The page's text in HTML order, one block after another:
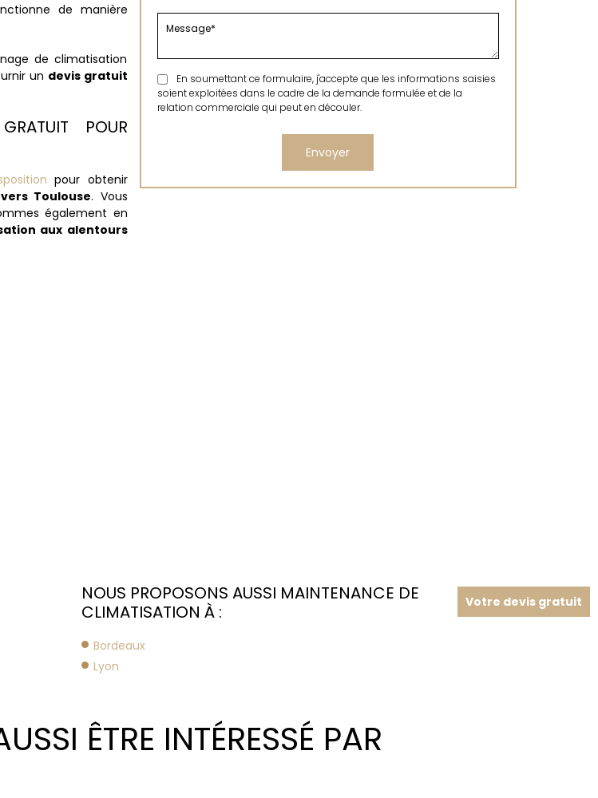
de manière
de climatisation
un devis gratuit
POUR
pour obtenir
Toulouse. Vous
également en
aux alentours
En soumettant ce formulaire, j'accepte que les informations saisies
soient exploitées dans le cadre de la demande formulée et de la
relation commerciale qui peut en découler.
NOUS PROPOSONS AUSSI MAINTENANCE DE
CLIMATISATION À :
Bordeaux
Lyon
ÊTRE INTÉRESSÉ PAR
Votre devis gratuit